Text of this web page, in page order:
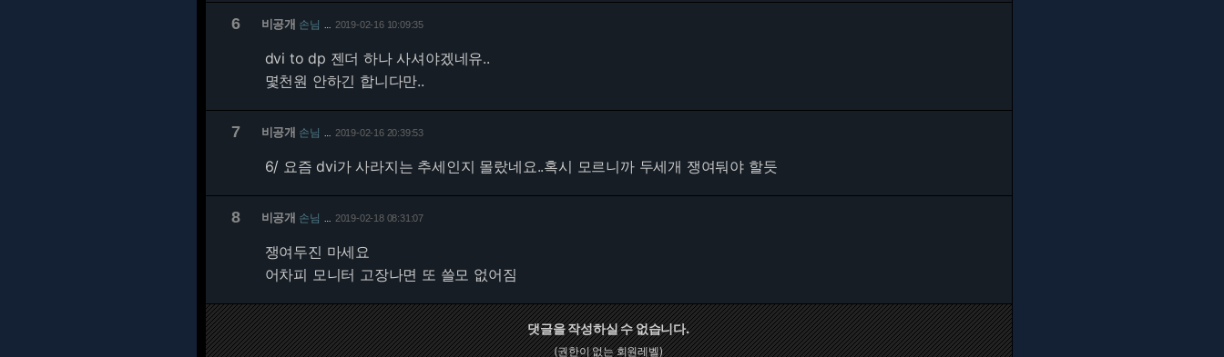
6 비공개 손님 2019-02-16 10:09:35
dvi to dp 젠더 하나 사셔야겠네유..
몇천원 안하긴 합니다만..
7 비공개 손님 2019-02-16 20:39:53
6/ 요즘 dvi가 사라지는 추세인지 몰랐네요..혹시 모르니까 두세개 쟁여둬야 할듯
8 비공개 손님 2019-02-18 08:31:07
쟁여두진 마세요
어차피 모니터 고장나면 또 쓸모 없어짐
댓글을 작성하실 수 없습니다.
(권한이 없는 회원레벨)